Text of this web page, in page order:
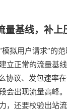
量基线，补上
拟用户请求”的
立正常的流量基
协议、发包速率
会出现流量高峰
，还要校验出站